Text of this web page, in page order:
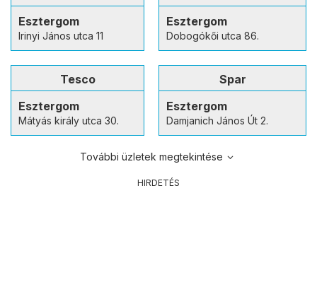
Esztergom
Irinyi János utca 11
Esztergom
Dobogókői utca 86.
Tesco
Esztergom
Mátyás király utca 30.
Spar
Esztergom
Damjanich János Út 2.
További üzletek megtekintése
HIRDETÉS